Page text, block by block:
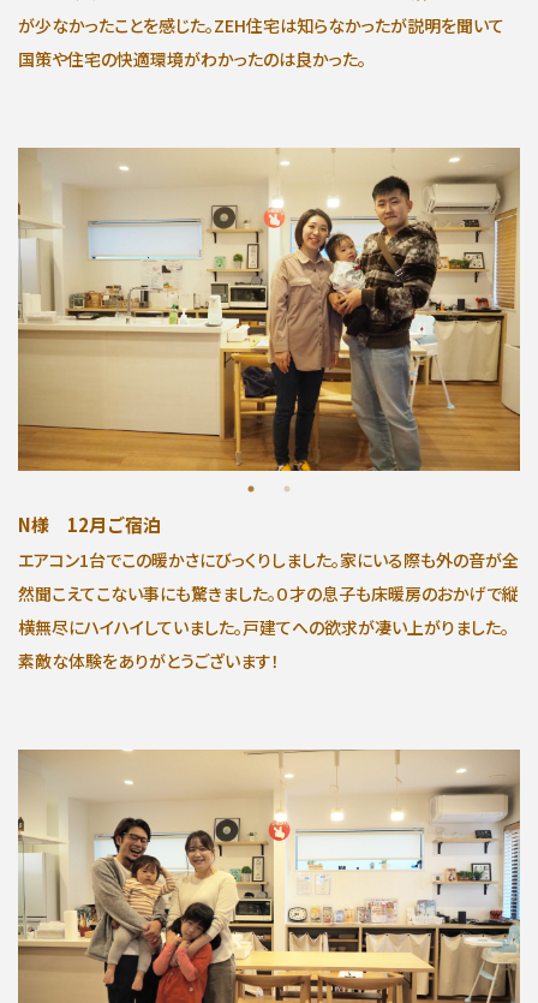
が少なかったことを感じた。ZEH住宅は知らなかったが説明を聞いて
国策や住宅の快適環境がわかったのは良かった。
N様 12月ご宿泊
エアコン1台でこの暖かさにびっくりしました。家にいる際も外の音が全
然聞こえてこない事にも驚きました。０才の息子も床暖房のおかげで縦
横無尽にハイハイしていました。戸建てへの欲求が凄い上がりました。
素敵な体験をありがとうございます！